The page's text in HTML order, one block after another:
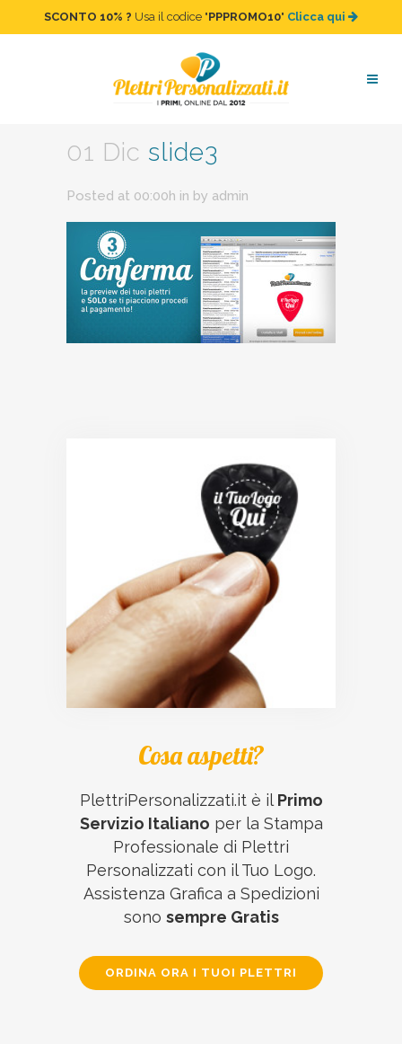
SCONTO 10% ? Usa il codice "PPPROMO10" Clicca qui
slide3
01 Dic slide3
Posted at 00:00h in by admin
Cosa aspetti?
PlettriPersonalizzati.it è il Primo
Servizio Italiano per la Stampa
Professionale di Plettri
Personalizzati con il Tuo Logo.
Assistenza Grafica a Spedizioni
sono sempre Gratis
ORDINA ORA I TUOI PLETTRI